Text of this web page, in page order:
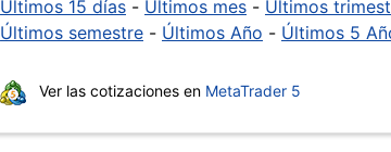
Últimos 15 días - Últimos mes - Últimos
Últimos semestre - Últimos Año - Últimos 5
Ver las cotizaciones en MetaTrader 5